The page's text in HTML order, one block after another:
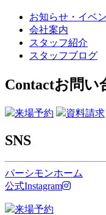
お知らせ・イベ
会社案内
スタッフ紹介
スタッフブログ
Contactお問い
来場予約 資料請求
SNS
パーシモンホーム
公式Instagram
来場予約